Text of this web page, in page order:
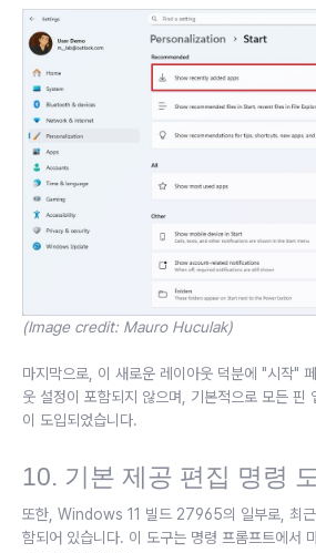
(Image credit: Mauro Huculak)
마지막으로, 이 새로운 레이아웃 덕분에 "시작"
웃 설정이 포함되지 않으며, 기본적으로 모든 핀
이 도입되었습니다.
10. 기본 제공 편집 명령
또한, Windows 11 빌드 27965의 일부로, 최근
함되어 있습니다. 이 도구는 명령 프롬프트에서